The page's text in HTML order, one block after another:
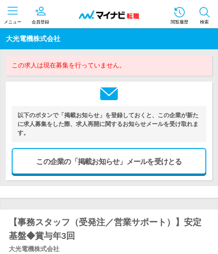
メニュー 会員登録 閲覧履歴 検索
大光電機株式会社
この求人は現在募集を行っていません。
以下のボタンで「掲載お知らせ」を登録しておくと、この企業が新た
に求人募集をした際、求人再開に関するお知らせメールを受け取れま
す。
この企業の「掲載お知らせ」メールを受けとる
【事務スタッフ（受発注／営業サポート）】安定
基盤◆賞与年3回
大光電機株式会社